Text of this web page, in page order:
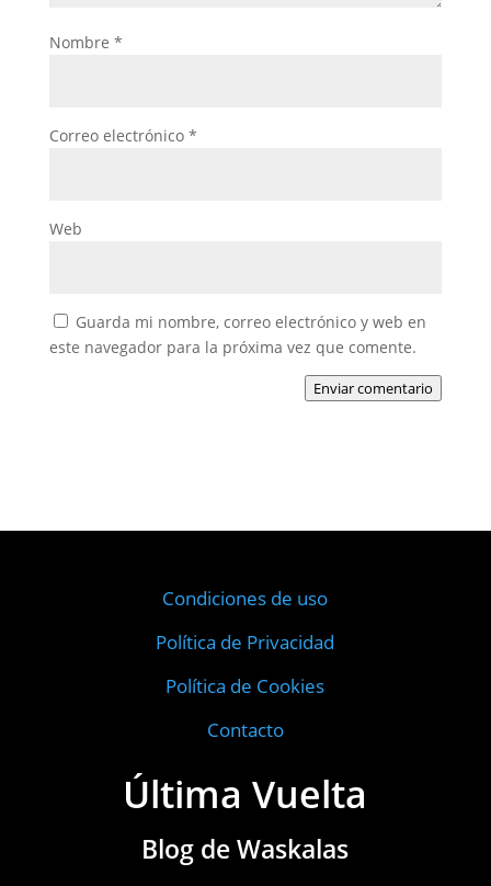
Nombre *
Correo electrónico *
Web
Guarda mi nombre, correo electrónico y web en
este navegador para la próxima vez que comente.
Enviar comentario
Condiciones de uso
Política de Privacidad
Política de Cookies
Contacto
Última Vuelta
Blog de Waskalas